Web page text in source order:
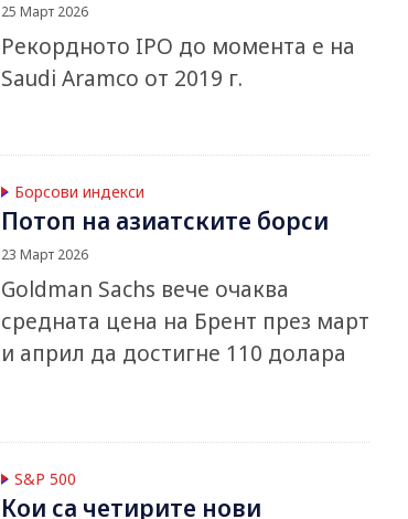
25 Март 2026
Рекордното IPO до момента е на
Saudi Aramco от 2019 г.
Борсови индекси
Потоп на азиатските борси
23 Март 2026
Goldman Sachs вече очаква
средната цена на Брент през март
и април да достигне 110 долара
S&P 500
Кои са четирите нови